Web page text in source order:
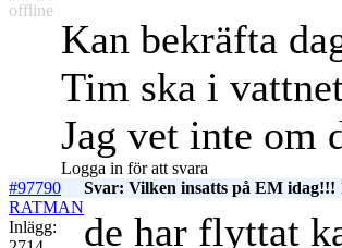
offline
Kan bekräfta
Tim ska i
Jag vet inte om
Logga in för att svara
#97790
Svar: Vilken insatts på EM idag!!!
RATMAN
Inlägg:
de har flyttat